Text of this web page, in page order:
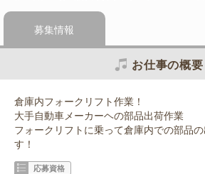
募集情報
お仕事の概要
倉庫内フォークリフト作業！
大手自動車メーカーヘの部品出荷作業
フォークリフトに乗って倉庫内での部品
す！
応募資格